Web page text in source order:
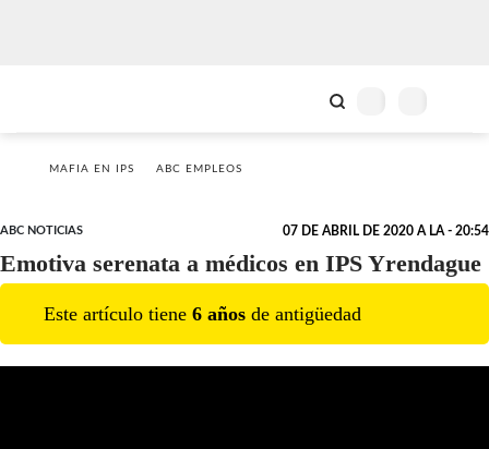
MAFIA EN IPS ABC EMPLEOS
ABC NOTICIAS 07 DE ABRIL DE 2020 A LA - 20:54
Emotiva serenata a médicos en IPS Yrendague
Este artículo tiene 6 años de antigüedad